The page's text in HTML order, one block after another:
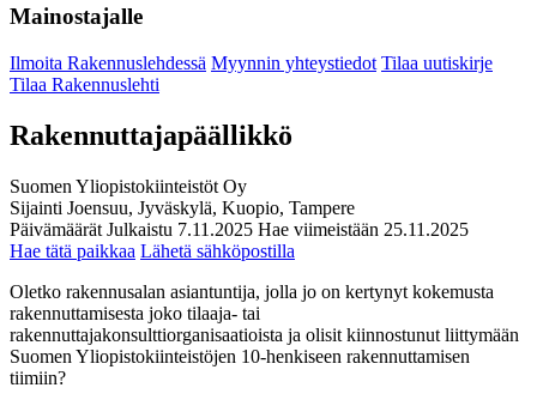
Mainostajalle
Ilmoita Rakennuslehdessä Myynnin yhteystiedot Tilaa uutiskirje
Tilaa Rakennuslehti
Rakennuttajapäällikkö
Suomen Yliopistokiinteistöt Oy
Sijainti Joensuu, Jyväskylä, Kuopio, Tampere
Päivämäärät Julkaistu 7.11.2025 Hae viimeistään 25.11.2025
Hae tätä paikkaa Lähetä sähköpostilla
Oletko rakennusalan asiantuntija, jolla jo on kertynyt kokemusta
rakennuttamisesta joko tilaaja- tai
rakennuttajakonsulttiorganisaatioista ja olisit kiinnostunut liittymään
Suomen Yliopistokiinteistöjen 10-henkiseen rakennuttamisen
tiimiin?